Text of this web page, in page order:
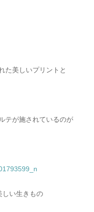
た美しいプリントと
テが施されているのが
しい生きもの